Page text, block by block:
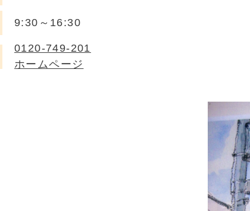
9:30～16:30
0120-749-201
ホームページ